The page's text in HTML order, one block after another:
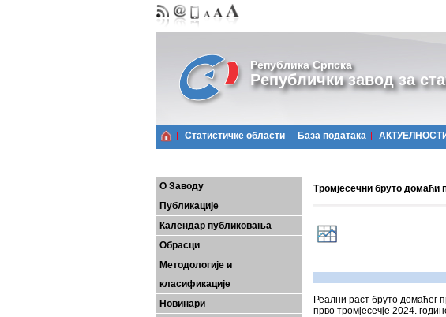
Република Српска
Републички завод за
Статистичке области Базa података
О Заводу
Публикације
Календар публиковања
Обрасци
Методологије и
класификације
Новинари
Тромјесечни бруто домаћи
Реални раст бруто домаћег
прво тромјесечје 2024.